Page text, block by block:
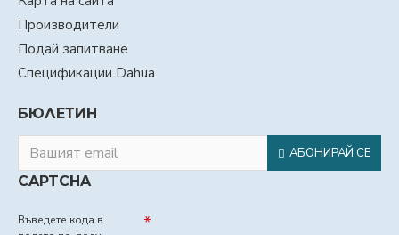
Производители
Подай запитване
Спецификации Dahua
БЮЛЕТИН
АБОНИРАЙ СЕ
CAPTCHA
Въведете кода в